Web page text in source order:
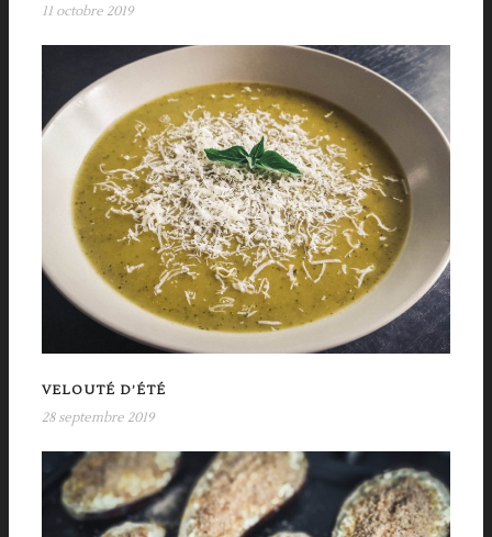
11 octobre 2019
VELOUTÉ D’ÉTÉ
28 septembre 2019